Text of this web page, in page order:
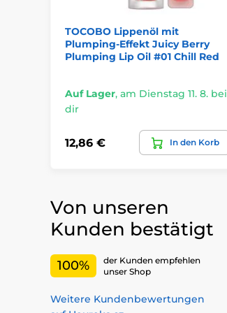
TOCOBO Lippenöl mit
Plumping-Effekt Juicy Berry
Plumping Lip Oil #01 Chill Red
Auf Lager, am Dienstag 11. 8. bei
dir
12,86 € In den Korb
Von unseren
Kunden bestätigt
100%
der Kunden empfehlen
unser Shop
Weitere Kundenbewertungen